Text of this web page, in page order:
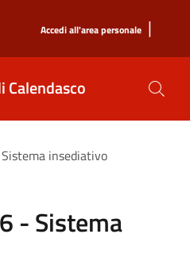
Accedi all'area personale |
Calendasco
insediativo
- Sistema